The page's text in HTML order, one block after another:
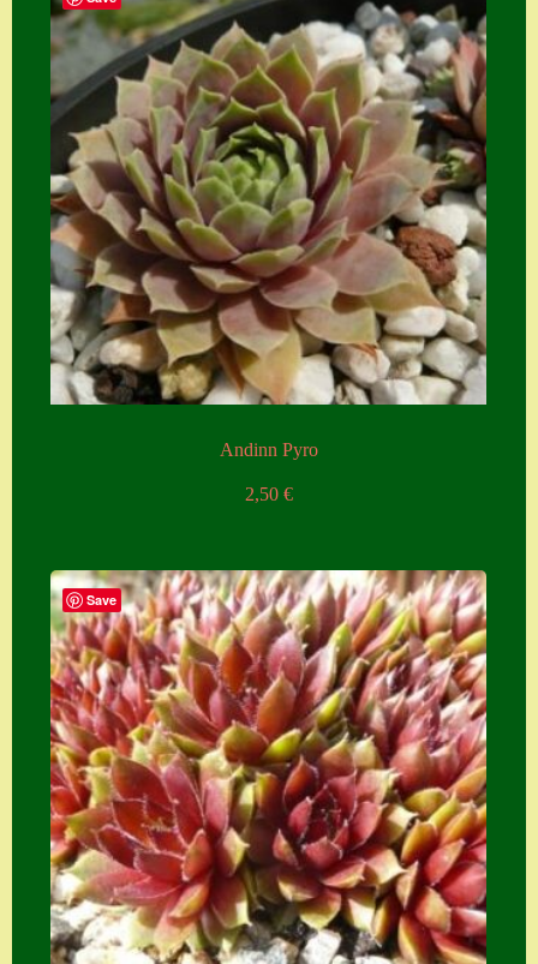
Andinn Pyro
2,50 €
Save